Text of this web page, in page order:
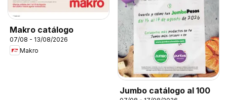
Makro catálogo
07/08 - 13/08/2026
Makro
Jumbo catálogo al 100